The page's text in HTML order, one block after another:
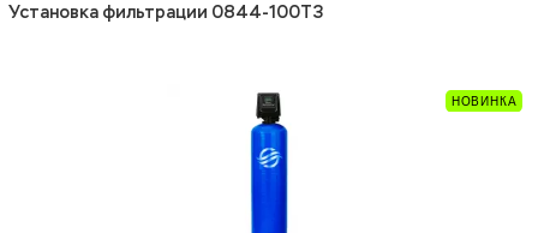
Установка фильтрации 0844-100Т3